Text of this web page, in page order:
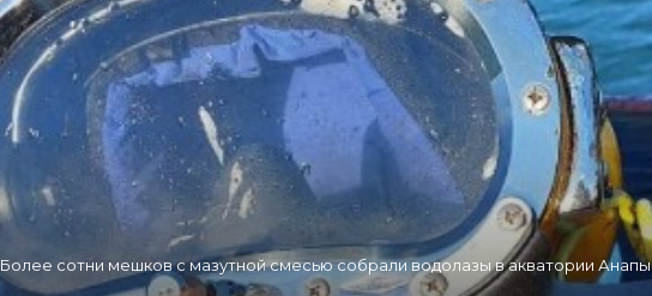
Более сотни мешков с мазутной смесью собрали водолазы в акватории Анапы